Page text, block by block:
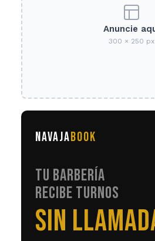
Anuncie
300 × 250 px
NAVAJABOOK
TU BARBERÍA
RECIBE TURNOS
EN